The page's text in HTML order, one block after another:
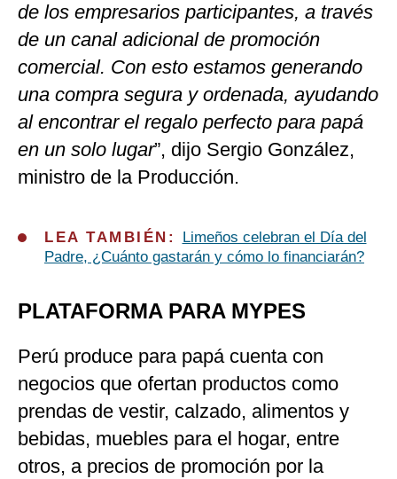
de los empresarios participantes, a través
de un canal adicional de promoción
comercial. Con esto estamos generando
una compra segura y ordenada, ayudando
al encontrar el regalo perfecto para papá
en un solo lugar”, dijo Sergio González,
ministro de la Producción.
LEA TAMBIÉN:
Limeños celebran el Día del
Padre, ¿Cuánto gastarán y cómo lo financiarán?
PLATAFORMA PARA MYPES
Perú produce para papá cuenta con
negocios que ofertan productos como
prendas de vestir, calzado, alimentos y
bebidas, muebles para el hogar, entre
otros, a precios de promoción por la